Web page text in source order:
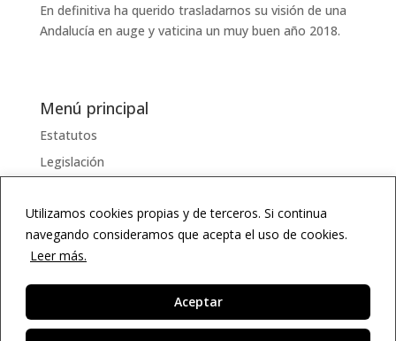
Utilizamos cookies propias y de terceros. Si continua
navegando consideramos que acepta el uso de cookies.
Leer más.
Aceptar
En definitiva ha querido trasladarnos su visión de una
Andalucía en auge y vaticina un muy buen año 2018.
Menú principal
Estatutos
Legislación
Documentos
Enlaces
Diccionario